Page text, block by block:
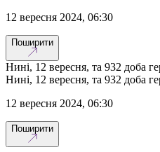
12 вересня 2024, 06:30
Поширити
Нині, 12 вересня, та 932 доба
Нині, 12 вересня, та 932 доба
12 вересня 2024, 06:30
Поширити